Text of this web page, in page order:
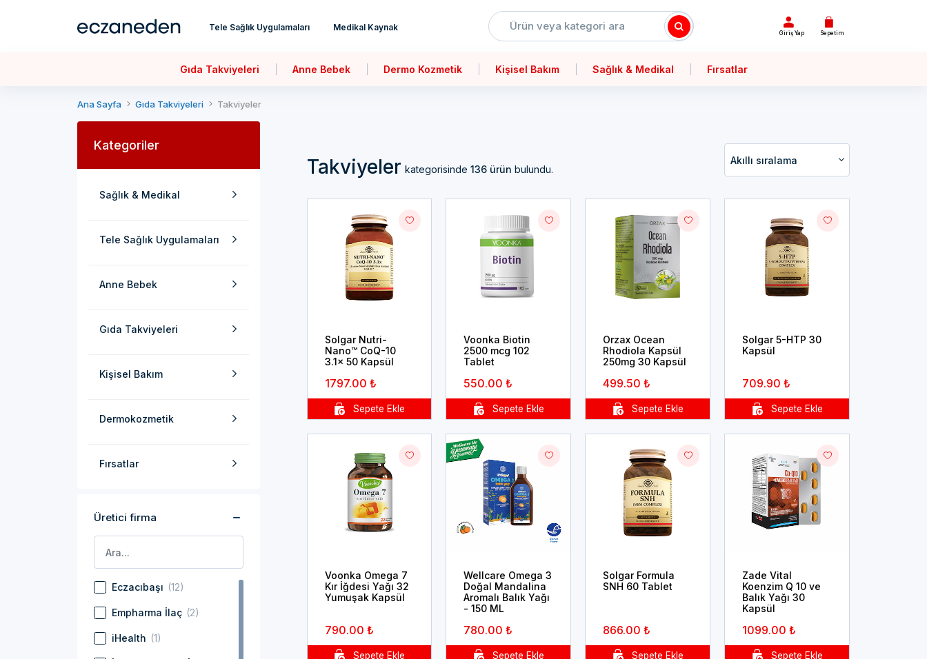
Tele Sağlık Uygulamaları Medikal Kaynak
Giriş Yap Sepetim
Gıda Takviyeleri Anne Bebek Dermo Kozmetik Kişisel Bakım Sağlık & Medikal Fırsatlar
Ana Sayfa Gıda Takviyeleri Takviyeler
Kategoriler
Sağlık & Medikal
Tele Sağlık Uygulamaları
Anne Bebek
Gıda Takviyeleri
Kişisel Bakım
Dermokozmetik
Fırsatlar
Üretici firma
Eczacıbaşı (12)
Empharma İlaç (2)
iHealth (1)
Takviyeler kategorisinde 136 ürün bulundu.
Akıllı sıralama
Solgar Nutri-
Nano™ CoQ-10
3.1x 50 Kapsül
1797.00 ₺
Voonka Biotin
2500 mcg 102
Tablet
550.00 ₺
Orzax Ocean
Rhodiola Kapsül
250mg 30 Kapsül
499.50 ₺
Solgar 5-HTP 30
Kapsül
709.90 ₺
Voonka Omega 7
Kır İğdesi Yağı 32
Yumuşak Kapsül
790.00 ₺
Wellcare Omega 3
Doğal Mandalina
Aromalı Balık Yağı
- 150 ML
780.00 ₺
Solgar Formula
SNH 60 Tablet
866.00 ₺
Zade Vital
Koenzim Q 10 ve
Balık Yağı 30
Kapsül
1099.00 ₺